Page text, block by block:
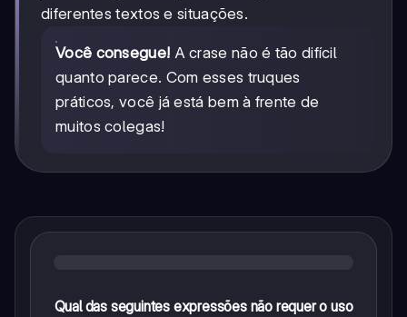
diferentes textos e situações.
Você consegue! A crase não é tão difícil
quanto parece. Com esses truques
práticos, você já está bem à frente de
muitos colegas!
Qual das seguintes expressões não requer o uso